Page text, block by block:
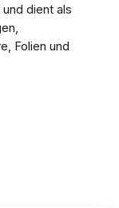
dient als
Folien und